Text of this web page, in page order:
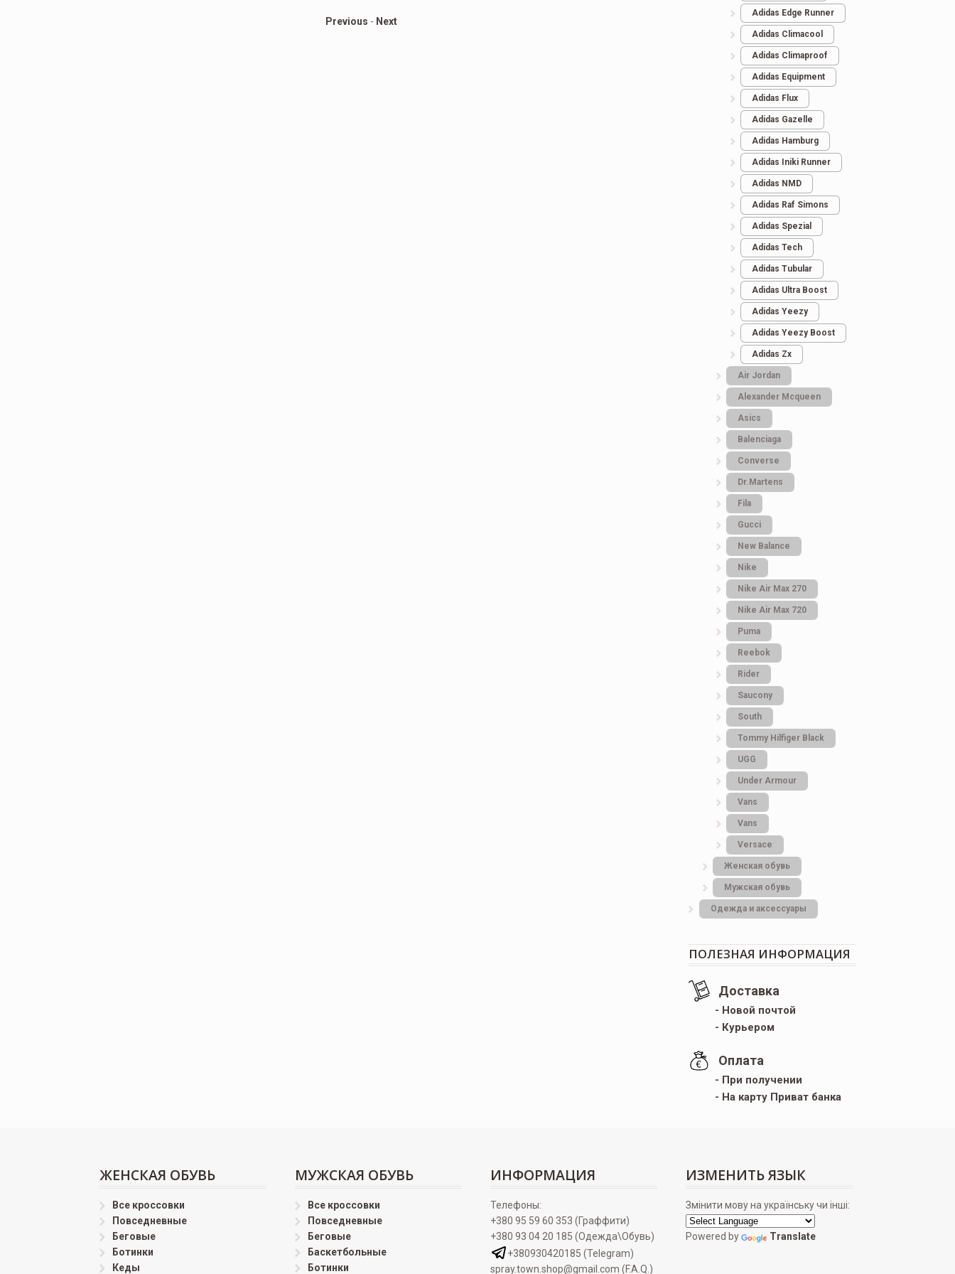
Previous - Next
Adidas Edge Runner
Adidas Climacool
Adidas Climaproof
Adidas Equipment
Adidas Flux
Adidas Gazelle
Adidas Hamburg
Adidas Iniki Runner
Adidas NMD
Adidas Raf Simons
Adidas Spezial
Adidas Tech
Adidas Tubular
Adidas Ultra Boost
Adidas Yeezy
Adidas Yeezy Boost
Adidas Zx
Air Jordan
Alexander Mcqueen
Asics
Balenciaga
Converse
Dr.Martens
Fila
Gucci
New Balance
Nike
Nike Air Max 270
Nike Air Max 720
Puma
Reebok
Rider
Saucony
South
Tommy Hilfiger Black
UGG
Under Armour
Vans
Vans
Versace
Женская обувь
Мужская обувь
Одежда и аксессуары
ПОЛЕЗНАЯ ИНФОРМАЦИЯ
Доставка
- Новой почтой
- Курьером
Оплата
- При получении
- На карту Приват банка
ЖЕНСКАЯ ОБУВЬ
Все кроссовки
Повседневные
Беговые
Ботинки
Кеды
МУЖСКАЯ ОБУВЬ
Все кроссовки
Повседневные
Беговые
Баскетбольные
Ботинки
ИНФОРМАЦИЯ
Телефоны:
+380 95 59 60 353 (Граффити)
+380 93 04 20 185 (Одежда\Обувь)
+380930420185 (Telegram)
spray.town.shop@gmail.com (F.A.Q.)
ИЗМЕНИТЬ ЯЗЫК
Змінити мову на українську чи інші:
Powered by Translate